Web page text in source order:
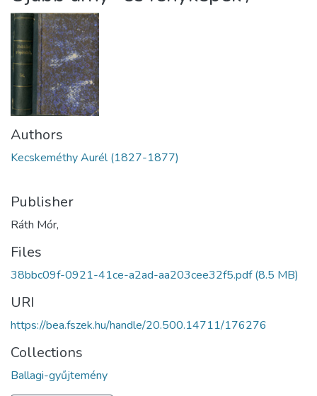
About us
Authors
Kecskeméthy Aurél (1827-1877)
Publisher
Ráth Mór,
Files
38bbc09f-0921-41ce-a2ad-aa203cee32f5.pdf(8.5 MB)
URI
https://bea.fszek.hu/handle/20.500.14711/176276
Collections
Ballagi-gyűjtemény